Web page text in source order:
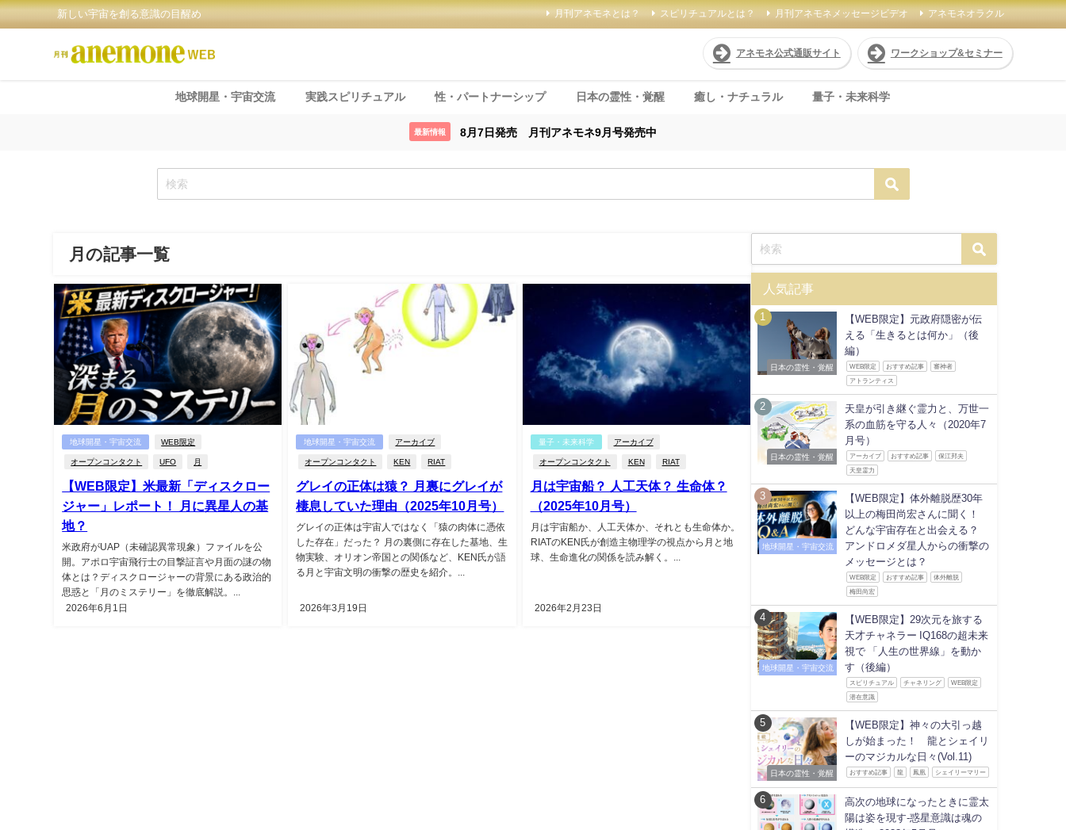
新しい宇宙を創る意識の目醒め 月刊アネモネとは？ スピリチュアルとは？ 月刊アネモネメッセージビデオ アネモネオラクル
アネモネ公式通販サイト ワークショップ&セミナー
地球開星・宇宙交流 実践スピリチュアル 性・パートナーシップ 日本の霊性・覚醒 癒し・ナチュラル 量子・未来科学
最新情報 8月7日発売 月刊アネモネ9月号発売中
月の記事一覧
地球開星・宇宙交流 WEB限定
オープンコンタクト UFO 月
【WEB限定】米最新「ディスクロー
ジャー」レポート！ 月に異星人の基
地？
米政府がUAP（未確認異常現象）ファイルを公
開。アポロ宇宙飛行士の目撃証言や月面の謎の物
体とは？ディスクロージャーの背景にある政治的
思惑と「月のミステリー」を徹底解説。...
2026年6月1日
地球開星・宇宙交流 アーカイブ
オープンコンタクト KEN RIAT
グレイの正体は猿？ 月裏にグレイが
棲息していた理由（2025年10月号）
グレイの正体は宇宙人ではなく「猿の肉体に憑依
した存在」だった？ 月の裏側に存在した基地、生
物実験、オリオン帝国との関係など、KEN氏が語
る月と宇宙文明の衝撃の歴史を紹介。...
2026年3月19日
量子・未来科学 アーカイブ
オープンコンタクト KEN RIAT
月は宇宙船？ 人工天体？ 生命体？
（2025年10月号）
月は宇宙船か、人工天体か、それとも生命体か。
RIATのKEN氏が創造主物理学の視点から月と地
球、生命進化の関係を読み解く。...
2026年2月23日
人気記事
日本の霊性・覚醒
【WEB限定】元政府隠密が伝
える「生きるとは何か」（後
編）
WEB限定 おすすめ記事 審神者
アトランティス
日本の霊性・覚醒
天皇が引き継ぐ霊力と、万世一
系の血筋を守る人々（2020年7
月号）
アーカイブ おすすめ記事 保江邦夫
天皇霊力
地球開星・宇宙交流
【WEB限定】体外離脱歴30年
以上の梅田尚宏さんに聞く！
どんな宇宙存在と出会える？
アンドロメダ星人からの衝撃の
メッセージとは？
WEB限定 おすすめ記事 体外離脱
梅田尚宏
地球開星・宇宙交流
【WEB限定】29次元を旅する
天才チャネラー IQ168の超未来
視で 「人生の世界線」を動か
す（後編）
スピリチュアル チャネリング WEB限定
潜在意識
日本の霊性・覚醒
【WEB限定】神々の大引っ越
しが始まった！ 龍とシェイリ
ーのマジカルな日々(Vol.11)
おすすめ記事 龍 鳳凰 シェイリーマリー
高次の地球になったときに霊太
陽は姿を現す-惑星意識は魂の